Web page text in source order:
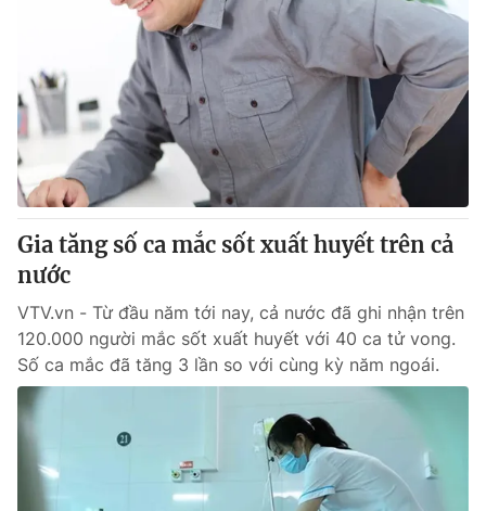
Chất lượng cuộc sống
Học trực tuyến
Công nghệ
Hitech Công nghệ tương lai
Sản phẩm
Thị trường
Tư vấn
Giao lưu trực tuyến
Lịch phát sóng
Chuyên mục khác
Emagazine Podcast
Photo Infographic
Video Shorts video
VTV Money VTV Thể thao
Gia tăng số ca mắc sốt xuất huyết trên cả
nước
VTV.vn - Từ đầu năm tới nay, cả nước đã ghi nhận trên
120.000 người mắc sốt xuất huyết với 40 ca tử vong.
Số ca mắc đã tăng 3 lần so với cùng kỳ năm ngoái.